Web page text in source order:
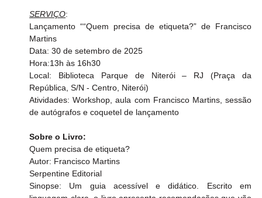
SERVIÇO:
Lançamento ““Quem precisa de etiqueta?” de Francisco
Martins
Data: 30 de setembro de 2025
Hora:13h às 16h30
Local: Biblioteca Parque de Niterói – RJ (Praça da
República, S/N - Centro, Niterói)
Atividades: Workshop, aula com Francisco Martins, sessão
de autógrafos e coquetel de lançamento
Sobre o Livro:
Quem precisa de etiqueta?
Autor: Francisco Martins
Serpentine Editorial
Sinopse: Um guia acessível e didático. Escrito em